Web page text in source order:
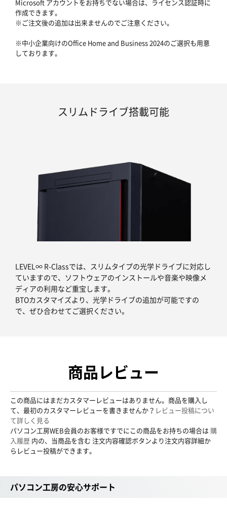
Microsoft アカウントをお持ちでない場合は、ライセンス認証時に
作成できます。
※ご注文後の追加は出来ませんのでご注意ください。
※中小企業向けのOffice Home and Business 2024のご選択も用意
しております。
スリムドライブ搭載可能
LEVEL∞ R-Classでは、スリムタイプの光学ドライブに対応し
ていますので、ソフトウェアのインストールや音楽や映像メ
ディアの利用など重宝します。
BTOカスタマイズより、光学ドライブの追加が可能ですの
で、ぜひ合わせてご選択ください。
商品レビュー
この商品にはまだカスタマーレビューはありません。商品を購入し
て、最初のカスタマーレビューを書きませんか？ レビュー投稿につい
て詳しく見る
パソコン工房WEB会員のお客様ですでにこの商品をお持ちの場合は 購
入履歴 内の、当商品を含む 注文内容確認ボタンより注文内容詳細か
らレビュー投稿ができます。
パソコン工房の安心サポート